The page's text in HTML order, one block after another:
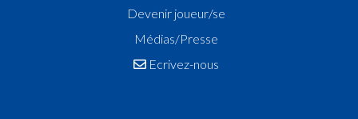
Devenir joueur/se
Médias/Presse
Ecrivez-nous